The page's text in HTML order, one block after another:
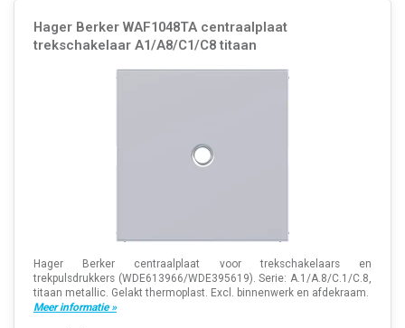
Hager Berker WAF1048TA centraalplaat
trekschakelaar A1/A8/C1/C8 titaan
Hager Berker centraalplaat voor trekschakelaars en
trekpulsdrukkers (WDE613966/WDE395619). Serie: A.1/A.8/C.1/C.8,
titaan metallic. Gelakt thermoplast. Excl. binnenwerk en afdekraam.
Meer informatie »